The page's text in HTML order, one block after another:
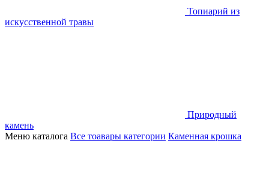
Топиарий из
искусственной травы
Природный
камень
Меню каталога Все тоавары категории Каменная крошка